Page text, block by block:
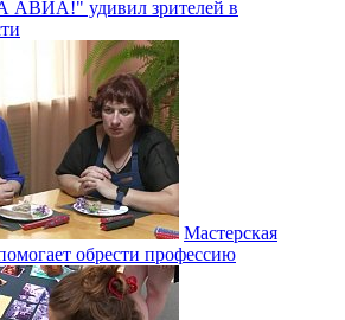
АВИА!" удивил зрителей в
Мастерская
обрести профессию